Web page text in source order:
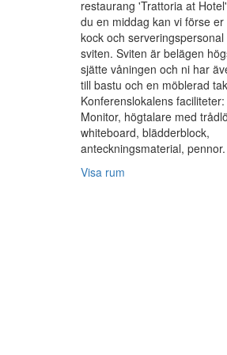
restaurang 'Trattoria at
du en middag kan vi förse
kock och
sviten. Sviten är belägen
sjätte våningen och ni har
till bastu och en möblerad
Konferenslokalens
Monitor, högtalare med
whiteboard, blädderblock,
anteckningsmaterial, pennor.
Visa rum